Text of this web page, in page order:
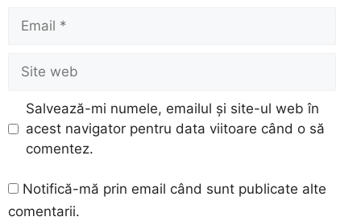
web
Salvează-mi numele, emailul și site-ul web în
acest navigator pentru data viitoare când o să
comentez.
Notifică-mă prin email când sunt publicate alte
comentarii.